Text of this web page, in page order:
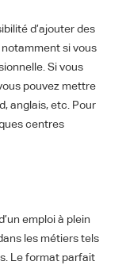
d’ajouter des
si vous
Si vous
pouvez mettre
anglais, etc. Pour
centres
emploi à plein
les métiers tels
Le format parfait